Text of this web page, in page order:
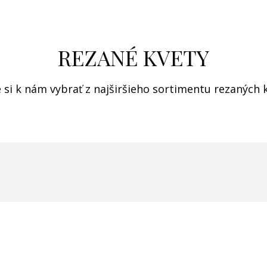
REZANÉ KVETY
si k nám vybrať z najširšieho sortimentu rezaných